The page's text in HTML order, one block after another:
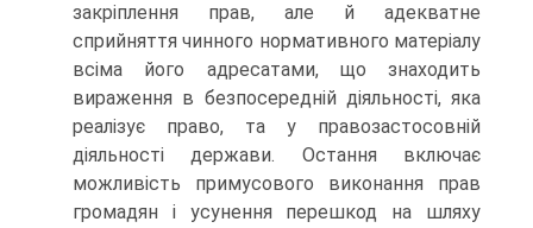
закріплення прав, але й адекватне
сприйняття чинного нормативного матеріалу
всіма його адресатами, що знаходить
вираження в безпосередній діяльності, яка
реалізує право, та у правозастосовній
діяльності держави. Остання включає
можливість примусового виконання прав
громадян і усунення перешкод на шляху